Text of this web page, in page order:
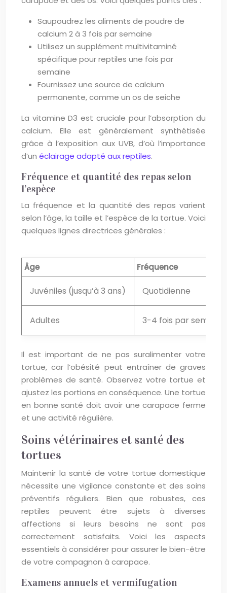
Saupoudrez les aliments de poudre de
calcium 2 à 3 fois par semaine
Utilisez un supplément multivitaminé
spécifique pour reptiles une fois par
semaine
Fournissez une source de calcium
permanente, comme un os de seiche
La vitamine D3 est cruciale pour l’absorption du
calcium. Elle est généralement synthétisée
grâce à l’exposition aux UVB, d’où l’importance
d’un éclairage adapté aux reptiles.
Fréquence et quantité des repas selon
l’espèce
La fréquence et la quantité des repas varient
selon l’âge, la taille et l’espèce de la tortue. Voici
quelques lignes directrices générales :
Âge Fréquence
Juvéniles (jusqu’à 3 ans) Quotidienne
Adultes 3-4 fois par semaine
Il est important de ne pas suralimenter votre
tortue, car l’obésité peut entraîner de graves
problèmes de santé. Observez votre tortue et
ajustez les portions en conséquence. Une tortue
en bonne santé doit avoir une carapace ferme
et une activité régulière.
Soins vétérinaires et santé des
tortues
Maintenir la santé de votre tortue domestique
nécessite une vigilance constante et des soins
préventifs réguliers. Bien que robustes, ces
reptiles peuvent être sujets à diverses
affections si leurs besoins ne sont pas
correctement satisfaits. Voici les aspects
essentiels à considérer pour assurer le bien-être
de votre compagnon à carapace.
Examens annuels et vermifugation